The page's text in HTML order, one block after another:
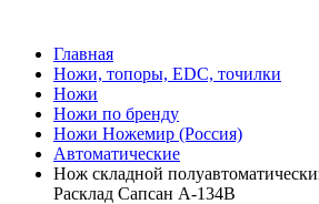
Главная
Ножи, топоры, EDC, точилки
Ножи
Ножи по бренду
Ножи Ножемир (Россия)
Автоматические
Нож складной
Расклад Сапсан A-134B